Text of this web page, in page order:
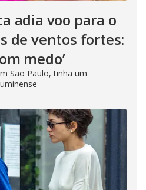
adia voo para o
de ventos fortes:
medo’
São Paulo, tinha um